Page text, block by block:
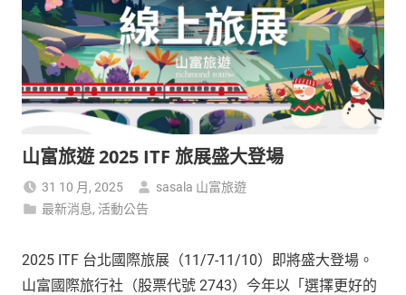
山富旅遊 2025 ITF 旅展盛大登場
31 10 月, 2025
sasala 山富旅遊
最新消息, 活動公告
2025 ITF 台北國際旅展（11/7-11/10）即將盛大登場。
山富國際旅行社（股票代號 2743）今年以「選擇更好的